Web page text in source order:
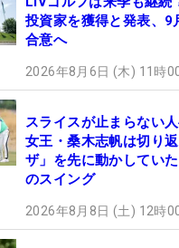
投資家を獲得と発表、9
合意へ
2026年8月6日 (木) 11時
スライスが止まらない
女王・桑木志帆は切り
ザ」を先に動かしてい
のスイング
2026年8月8日 (土) 12時